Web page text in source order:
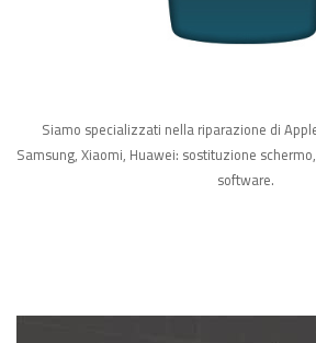
Siamo specializzati nella riparazione di
Samsung, Xiaomi, Huawei: sostituzione
software.